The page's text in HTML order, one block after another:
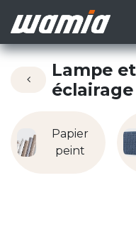
Lampe et
éclairage
Papier
peint